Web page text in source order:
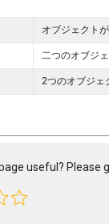
オブジェクト
二つのオブジ
2つのオブジェ
useful? Please